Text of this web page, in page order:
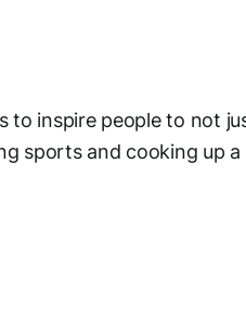
to inspire people to not
sports and cooking up